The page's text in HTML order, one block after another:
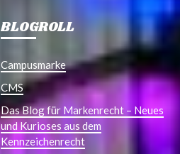
BLOGROLL
Campusmarke
CMS
Das Blog für Markenrecht – Neues
und Kurioses aus dem
Kennzeichenrecht